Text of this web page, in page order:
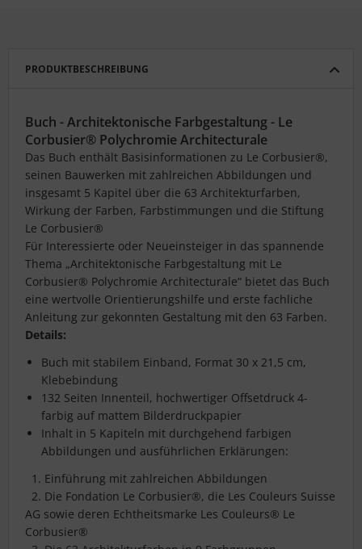
PRODUKTBESCHREIBUNG
Buch - Architektonische Farbgestaltung - Le
Corbusier® Polychromie Architecturale
Das Buch enthält Basisinformationen zu Le Corbusier®,
seinen Bauwerken mit zahlreichen Abbildungen und
insgesamt 5 Kapitel über die 63 Architekturfarben,
Wirkung der Farben, Farbstimmungen und die Stiftung
Le Corbusier®
Für Interessierte oder Neueinsteiger in das spannende
Thema „Architektonische Farbgestaltung mit Le
Corbusier® Polychromie Architecturale“ bietet das Buch
eine wertvolle Orientierungshilfe und erste fachliche
Anleitung zur gekonnten Gestaltung mit den 63 Farben.
Details:
Buch mit stabilem Einband, Format 30 x 21,5 cm,
Klebebindung
132 Seiten Innenteil, hochwertiger Offsetdruck 4-
farbig auf mattem Bilderdruckpapier
Inhalt in 5 Kapiteln mit durchgehend farbigen
Abbildungen und ausführlichen Erklärungen:
1. Einführung mit zahlreichen Abbildungen
2. Die Fondation Le Corbusier®, die Les Couleurs Suisse
AG sowie deren Echtheitsmarke Les Couleurs® Le
Corbusier®